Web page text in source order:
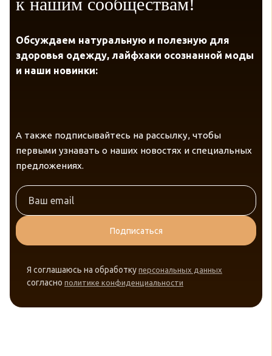
к нашим сообществам!
Обсуждаем натуральную и полезную для
здоровья одежду, лайфхаки осознанной моды
и наши новинки:
А также подписывайтесь на рассылку, чтобы
первыми узнавать о наших новостях и специальных
предложениях.
Подписаться
Я соглашаюсь на обработку персональных данных
согласно политике конфиденциальности